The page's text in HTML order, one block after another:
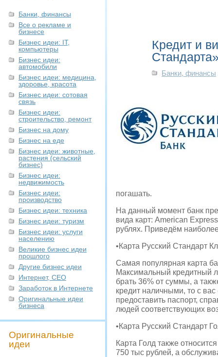
Банки, финансы
Все о рекламе и
бизнесе
Бизнес идеи: IT,
компьютеры
Бизнес идеи:
автомобили
Бизнес идеи: медицина,
здоровье, красота
Бизнес идеи: сотовая
связь
Бизнес идеи:
строительство, ремонт
Бизнес на дому
Бизнес на еде
Бизнес идеи: животные,
растения (сельский
бизнес)
Бизнес идеи:
недвижимость
Бизнес идеи:
производство
Бизнес идеи: техника
Бизнес идеи: туризм
Бизнес идеи: услуги
населению
Великие бизнес идеи
прошлого
Другие бизнес идеи
Интернет, СЕО
Заработок в Интернете
Оригинальные идеи
бизнеса
Оригинальные
идеи
Кредит и
Банки, финансы
погашать.
На данный момент банк
вида карт: American
рублях. Приведём
•Карта Русский Стандарт
Самая популярная карта
Максимальный кредитный
брать 36% от суммы, а
кредит наличными, то с
предоставить паспорт,
людей соответствующих
•Карта Русский Стандарт
Карта Голд также
750 тыс рублей, а